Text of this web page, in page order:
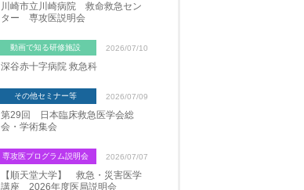
川崎市立川崎病院 救命救急セン
ター 専攻医説明会
動画で知る研修施設 2026/07/10
深谷赤十字病院 救急科
その他セミナー等 2026/07/09
第29回 日本臨床救急医学会総
会・学術集会
専攻医プログラム説明会 2026/07/07
【順天堂大学】 救急・災害医学
講座 2026年度医局説明会